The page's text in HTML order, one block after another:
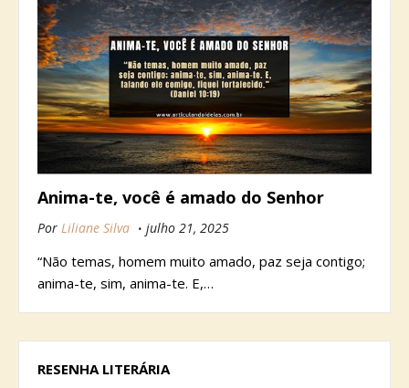
Anima-te, você é amado do Senhor
Por Liliane Silva julho 21, 2025
“Não temas, homem muito amado, paz seja contigo;
anima-te, sim, anima-te. E,…
RESENHA LITERÁRIA